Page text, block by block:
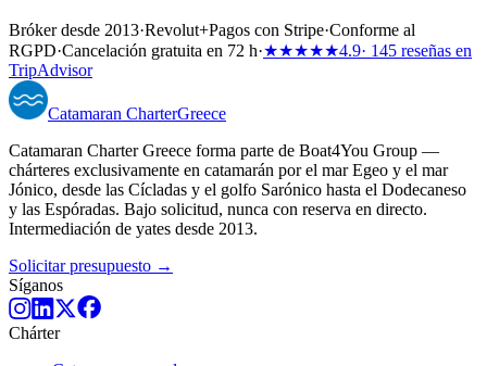
Bróker desde 2013·Revolut+Pagos con Stripe·Conforme al
RGPD·Cancelación gratuita en 72 h·★★★★★4.9· 145 reseñas en
TripAdvisor
Catamaran CharterGreece
Catamaran Charter Greece forma parte de Boat4You Group —
chárteres exclusivamente en catamarán por el mar Egeo y el mar
Jónico, desde las Cícladas y el golfo Sarónico hasta el Dodecaneso
y las Espóradas. Bajo solicitud, nunca con reserva en directo.
Intermediación de yates desde 2013.
Solicitar presupuesto →
Síganos
Chárter